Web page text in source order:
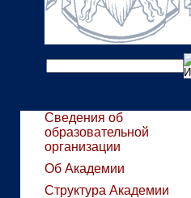
Сведения об
образовательной
организации
Об Академии
Структура Академии